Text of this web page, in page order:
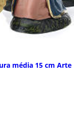
média 15 cm Arte